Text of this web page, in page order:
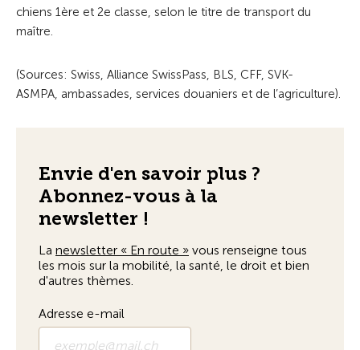
chiens 1ère et 2e classe, selon le titre de transport du
maître.
(Sources: Swiss, Alliance SwissPass, BLS, CFF, SVK-
ASMPA, ambassades, services douaniers et de l’agriculture).